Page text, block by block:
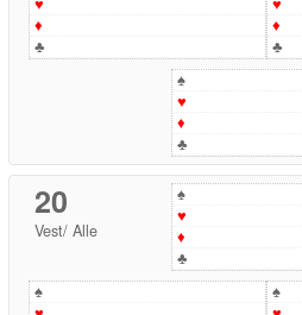
♦
♣
♦
♣
♠
♥
♦
♣
20
Vest/ Alle
♠
♥
♦
♣
♠
♠